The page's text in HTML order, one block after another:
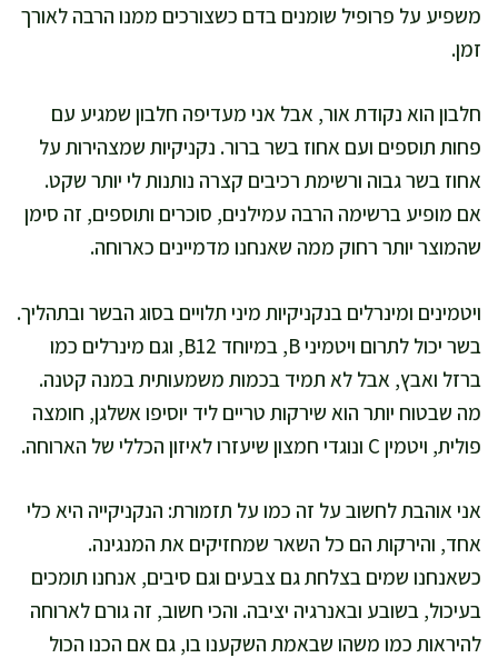
משפיע על פרופיל שומנים בדם כשצורכים ממנו הרבה לאורך
זמן.
חלבון הוא נקודת אור, אבל אני מעדיפה חלבון שמגיע עם
פחות תוספים ועם אחוז בשר ברור. נקניקיות שמצהירות על
אחוז בשר גבוה ורשימת רכיבים קצרה נותנות לי יותר שקט.
אם מופיע ברשימה הרבה עמילנים, סוכרים ותוספים, זה סימן
שהמוצר יותר רחוק ממה שאנחנו מדמיינים כארוחה.
ויטמינים ומינרלים בנקניקיות מיני תלויים בסוג הבשר ובתהליך.
בשר יכול לתרום ויטמיני B, במיוחד B12, וגם מינרלים כמו
ברזל ואבץ, אבל לא תמיד בכמות משמעותית במנה קטנה.
מה שבטוח יותר הוא שירקות טריים ליד יוסיפו אשלגן, חומצה
פולית, ויטמין C ונוגדי חמצון שיעזרו לאיזון הכללי של הארוחה.
אני אוהבת לחשוב על זה כמו על תזמורת: הנקניקייה היא כלי
אחד, והירקות הם כל השאר שמחזיקים את המנגינה.
כשאנחנו שמים בצלחת גם צבעים וגם סיבים, אנחנו תומכים
בעיכול, בשובע ובאנרגיה יציבה. והכי חשוב, זה גורם לארוחה
להיראות כמו משהו שבאמת השקענו בו, גם אם הכנו הכול